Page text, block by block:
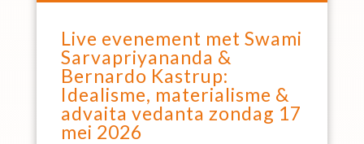
Live evenement met Swami
Sarvapriyananda &
Bernardo Kastrup:
Idealisme, materialisme &
advaita vedanta zondag 17
mei 2026